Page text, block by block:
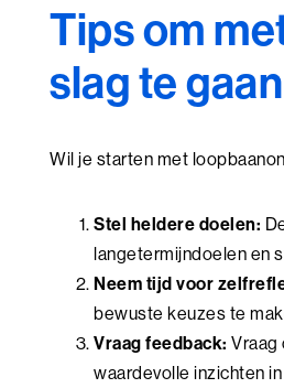
Tips om
slag te gaan
Wil je starten met
Stel heldere doelen:
langetermijndoelen en
Neem tijd voor
bewuste keuzes te
Vraag feedback: Vraag
waardevolle inzichten